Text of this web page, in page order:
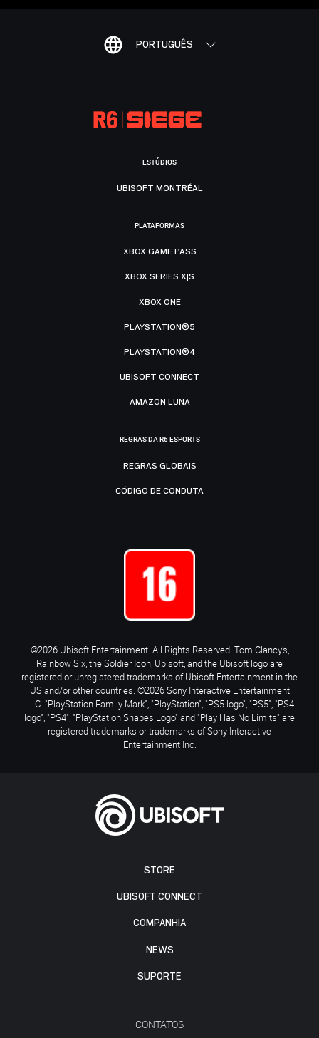
PORTUGUÊS
STORE
UBISOFT CONNECT
COMPANHIA
NEWS
SUPORTE
CONTATOS
ESTÚDIOS
UBISOFT MONTRÉAL
PLATAFORMAS
XBOX GAME PASS
XBOX SERIES X|S
XBOX ONE
PLAYSTATION®5
PLAYSTATION®4
UBISOFT CONNECT
AMAZON LUNA
REGRAS DA R6 ESPORTS
REGRAS GLOBAIS
CÓDIGO DE CONDUTA
©2026 Ubisoft Entertainment. All Rights Reserved. Tom Clancy’s,
Rainbow Six, the Soldier Icon, Ubisoft, and the Ubisoft logo are
registered or unregistered trademarks of Ubisoft Entertainment in the
US and/or other countries. ©2026 Sony Interactive Entertainment
LLC. "PlayStation Family Mark", "PlayStation", "PS5 logo", "PS5", "PS4
logo", "PS4", "PlayStation Shapes Logo" and "Play Has No Limits" are
registered trademarks or trademarks of Sony Interactive
Entertainment Inc.